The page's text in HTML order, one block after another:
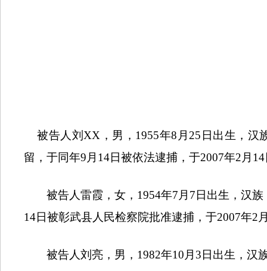
被告人刘 XX ，男， 1955年8 月 25 日出生，汉
留，于同年9 月 14日被依法逮捕，于2007年2 月 14
被告人雷霞，女， 1954年7 月 7 日出生，汉
14日被彰武县人民检察院批准逮捕，于2007年2
被告人刘亮，男， 1982年10 月 3 日出生，汉